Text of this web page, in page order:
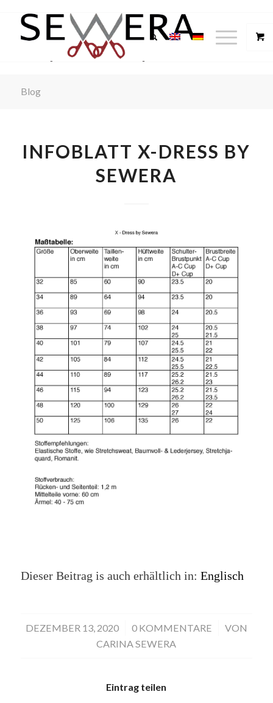
Blog
INFOBLATT X-DRESS BY
SEWERA
Dieser Beitrag is auch erhältlich in: Englisch
DEZEMBER 13, 2020
/ 0 KOMMENTARE
/
VON
CARINA SEWERA
Eintrag teilen